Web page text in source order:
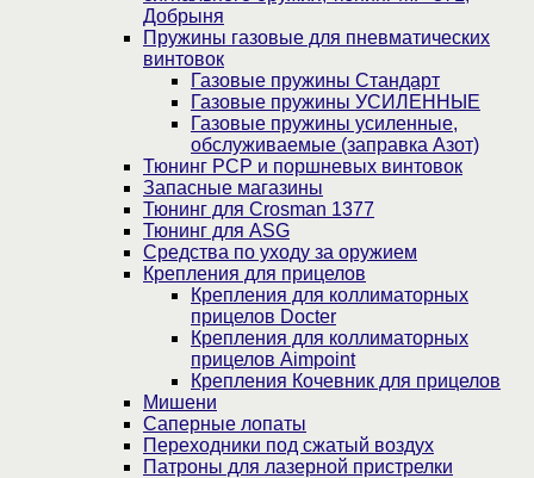
Добрыня
Пружины газовые для пневматических
винтовок
Газовые пружины Стандарт
Газовые пружины УСИЛЕННЫЕ
Газовые пружины усиленные,
обслуживаемые (заправка Азот)
Тюнинг PCP и поршневых винтовок
Запасные магазины
Тюнинг для Crosman 1377
Тюнинг для ASG
Средства по уходу за оружием
Крепления для прицелов
Крепления для коллиматорных
прицелов Docter
Крепления для коллиматорных
прицелов Aimpoint
Крепления Кочевник для прицелов
Мишени
Саперные лопаты
Переходники под сжатый воздух
Патроны для лазерной пристрелки